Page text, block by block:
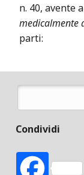
n. 40, avente
medicalmente
parti:
Cerca
Condividi